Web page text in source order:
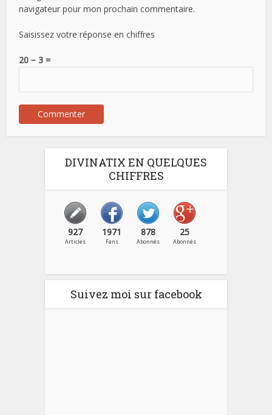
navigateur pour mon prochain commentaire.
Saisissez votre réponse en chiffres
20 − 3 =
DIVINATIX EN QUELQUES
CHIFFRES
927
Articles
1971
Fans
878
Abonnés
25
Abonnés
Suivez moi sur facebook